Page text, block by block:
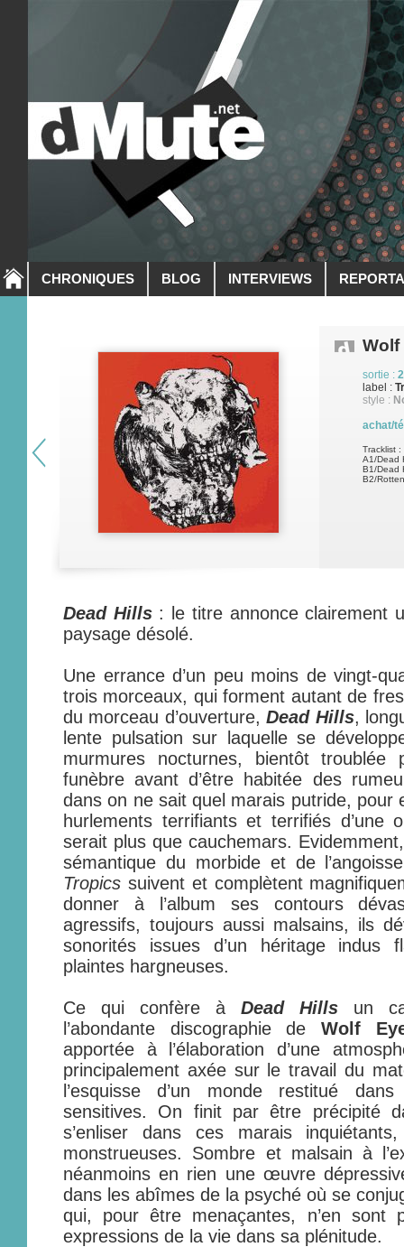
CHRONIQUES BLOG INTERVIEWS
Wolf
sortie :
label :
style :
achat/
Tracklist :
A1/Dead
B1/Dead
B2/
Dead Hills: le titre annonce clairement
paysage désolé.
Une errance d’un peu moins de vingt-
trois morceaux, qui forment autant de
du morceau d’ouverture,Dead Hills,
lente pulsation sur laquelle se
murmures nocturnes, bientôt troublée
funèbre avant d’être habitée des
dans on ne sait quel marais putride, pour
hurlements terrifiants et terrifiés d’une
serait plus que cauchemars.
sémantique du morbide et de
Tropics suivent et complètent
donner à l’album ses contours
agressifs, toujours aussi malsains, ils
sonorités issues d’un héritage indus
plaintes hargneuses.
Ce qui confère à Dead Hills un
l’abondante discographie deWolf
apportée à l’élaboration d’une
principalement axée sur le travail du
l’esquisse d’un monde restitué
sensitives. On finit par être précipité
s’enliser dans ces marais
monstrueuses. Sombre et malsain à
néanmoins en rien une œuvre
dans les abîmes de la psyché où se
qui, pour être menaçantes, n’en sont
expressions de la vie dans sa plénitude.